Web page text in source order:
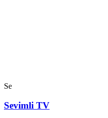
Se
Sevimli TV